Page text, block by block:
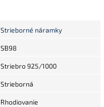
Strieborné náramky
SB98
Striebro 925/1000
Strieborná
Rhodiovanie